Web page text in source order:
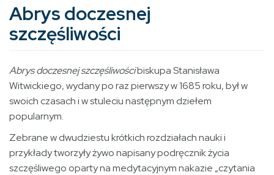
Abrys doczesnej
szczęśliwości
Abrys doczesnej szczęśliwościbiskupa Stanisława
Witwickiego, wyda­ny po raz pierwszy w 1685 roku, był w
swoich czasach i w stuleciu następnym dziełem
popularnym.
Zebrane w dwudziestu krótkich rozdziałach nauki i
przykłady tworzyły żywo napisany podręcznik życia
szczęśliwego oparty na medytacyjnym nakazie „czytania